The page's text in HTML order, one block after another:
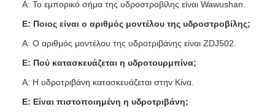
Α: Το εμπορικό σήμα της υδροστροβίλης είναι Wawushan.
Ε: Ποιος είναι ο αριθμός μοντέλου της υδροστροβίλης;
Α: Ο αριθμός μοντέλου της υδροτριβάνης είναι ZDJ502.
Ε: Πού κατασκευάζεται η υδροτουρμπίνα;
Α: Η υδροτριβάνη κατασκευάζεται στην Κίνα.
Ε: Είναι πιστοποιημένη η υδροτριβάνη;